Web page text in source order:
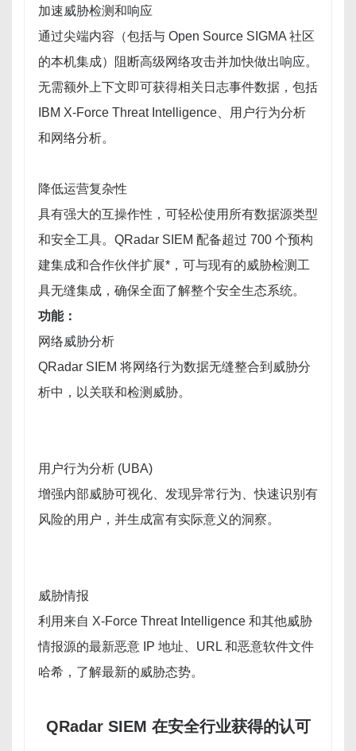
加速威胁检测和响应
通过尖端内容（包括与 Open Source SIGMA 社区
的本机集成）阻断高级网络攻击并加快做出响应。
无需额外上下文即可获得相关日志事件数据，包括
IBM X-Force Threat Intelligence、用户行为分析
和网络分析。
降低运营复杂性
具有强大的互操作性，可轻松使用所有数据源类型
和安全工具。QRadar SIEM 配备超过 700 个预构
建集成和合作伙伴扩展*，可与现有的威胁检测工
具无缝集成，确保全面了解整个安全生态系统。
功能：
网络威胁分析
QRadar SIEM 将网络行为数据无缝整合到威胁分
析中，以关联和检测威胁。
用户行为分析 (UBA)
增强内部威胁可视化、发现异常行为、快速识别有
风险的用户，并生成富有实际意义的洞察。
威胁情报
利用来自 X-Force Threat Intelligence 和其他威胁
情报源的最新恶意 IP 地址、URL 和恶意软件文件
哈希，了解最新的威胁态势。
QRadar SIEM 在安全行业获得的认可